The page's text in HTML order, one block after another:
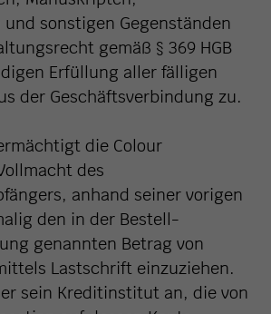
sonstigen Gegenständen
gemäß § 369 HGB
Erfüllung aller fälligen
der Geschäftsverbindung zu.
die Colour
des
anhand seiner vorigen
den in der Bestell-
genannten Betrag von
Lastschrift einzuziehen.
sein Kreditinstitut an, die von